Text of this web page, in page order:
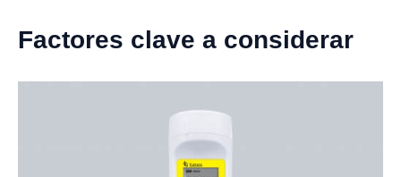
Factores clave a considerar